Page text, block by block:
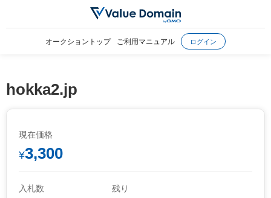
オークショントップ ご利用マニュアル ログイン
hokka2.jp
現在価格
¥3,300
入札数
残り